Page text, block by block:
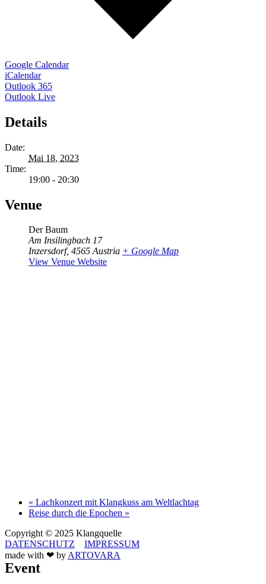
Google Calendar
iCalendar
Outlook 365
Outlook Live
Details
Date:
Mai 18, 2023
Time:
19:00 - 20:30
Venue
Der Baum
Am Insilingbach 17
Inzersdorf, 4565 Austria + Google Map
View Venue Website
« Lachkonzert mit Klangkuss am Weltlachtag
Reise durch die Epochen »
Copyright © 2025 Klangquelle
DATENSCHUTZ
IMPRESSUM
made with ‪‪❤︎‬ byARTOVARA
Event